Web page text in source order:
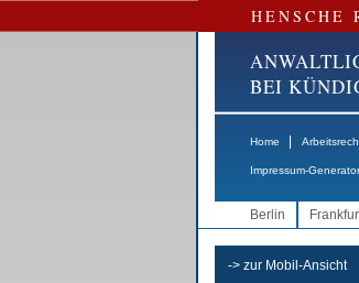
HENSCHE
BEI
Home
Impressum-Generator
Berlin
-> zur Mobil-Ansicht